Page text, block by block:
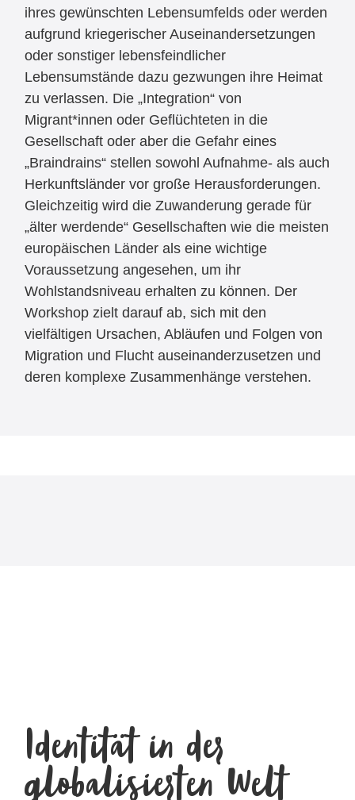
ihres gewünschten Lebensumfelds oder werden
aufgrund kriegerischer Auseinandersetzungen
oder sonstiger lebensfeindlicher
Lebensumstände dazu gezwungen ihre Heimat
zu verlassen. Die „Integration“ von
Migrant*innen oder Geflüchteten in die
Gesellschaft oder aber die Gefahr eines
„Braindrains“ stellen sowohl Aufnahme- als auch
Herkunftsländer vor große Herausforderungen.
Gleichzeitig wird die Zuwanderung gerade für
„älter werdende“ Gesellschaften wie die meisten
europäischen Länder als eine wichtige
Voraussetzung angesehen, um ihr
Wohlstandsniveau erhalten zu können. Der
Workshop zielt darauf ab, sich mit den
vielfältigen Ursachen, Abläufen und Folgen von
Migration und Flucht auseinanderzusetzen und
deren komplexe Zusammenhänge verstehen.
Identität in der